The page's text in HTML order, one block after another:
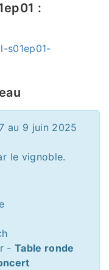
:
s01ep01-
au 9 juin 2025
le vignoble.
- Table ronde